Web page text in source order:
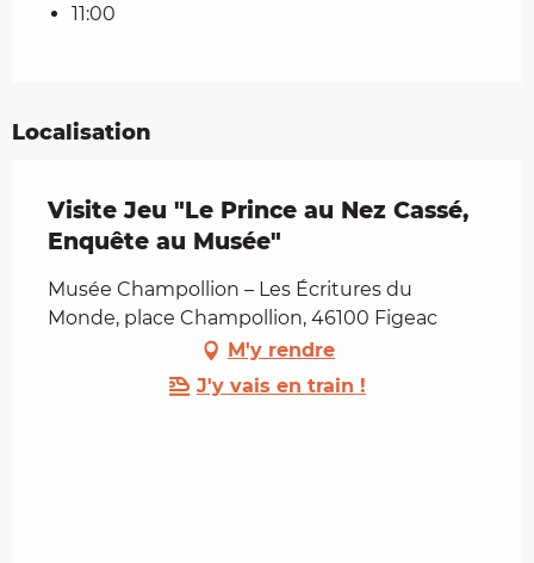
11:00
Localisation
Visite Jeu "Le Prince au Nez Cassé,
Enquête au Musée"
Musée Champollion – Les Écritures du
Monde, place Champollion, 46100 Figeac
M'y rendre
J'y vais en train !